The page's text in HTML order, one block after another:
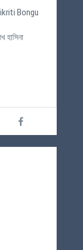
Bongu
হাসিনা